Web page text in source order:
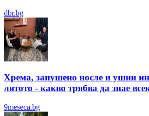
dbr.bg
Хрема, запушено носле и ушни
лятотo - какво трябва да знае
9meseca.bg